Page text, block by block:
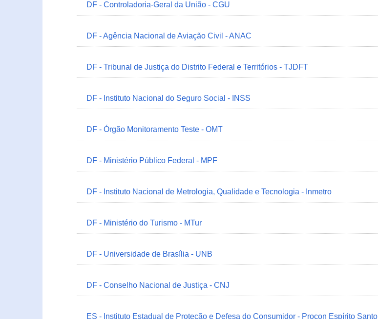
DF - Controladoria-Geral da União - CGU
DF - Agência Nacional de Aviação Civil - ANAC
DF - Tribunal de Justiça do Distrito Federal e Territórios - TJDFT
DF - Instituto Nacional do Seguro Social - INSS
DF - Órgão Monitoramento Teste - OMT
DF - Ministério Público Federal - MPF
DF - Instituto Nacional de Metrologia, Qualidade e Tecnologia - Inmetro
DF - Ministério do Turismo - MTur
DF - Universidade de Brasília - UNB
DF - Conselho Nacional de Justiça - CNJ
ES - Instituto Estadual de Proteção e Defesa do Consumidor - Procon Espírito Santo